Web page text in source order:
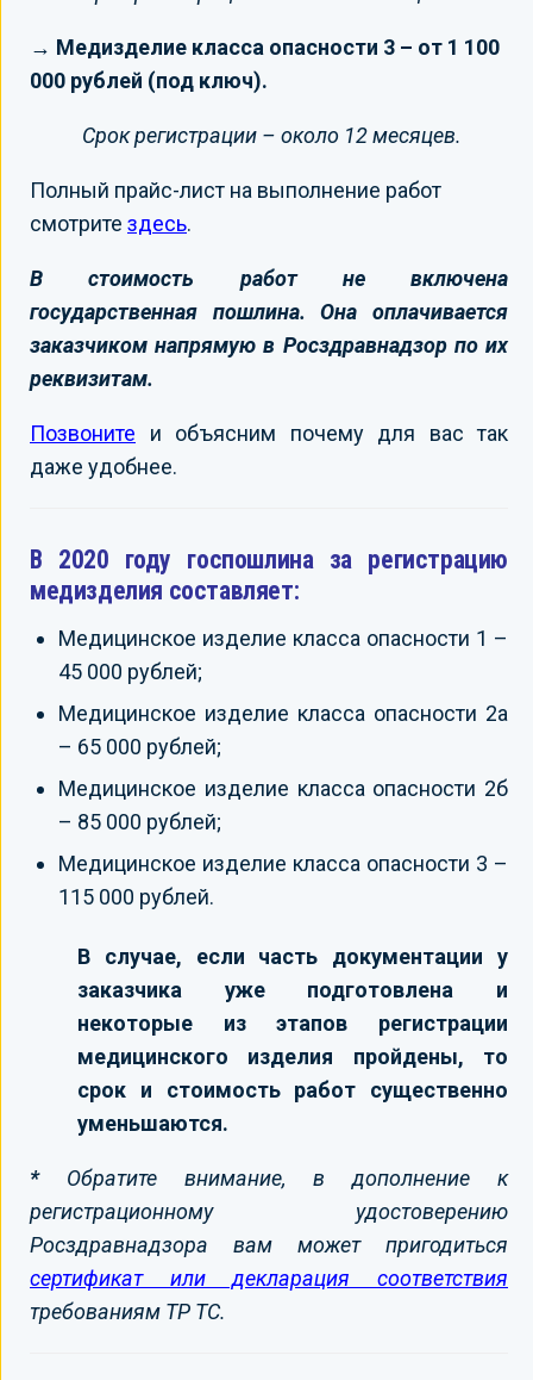
→ Медизделие класса опасности 3 – от 1 100
000 рублей (под ключ).
Срок регистрации – около 12 месяцев.
Полный прайс-лист на выполнение работ
смотрите здесь.
В стоимость работ не включена
государственная пошлина. Она оплачивается
заказчиком напрямую в Росздравнадзор по их
реквизитам.
Позвоните и объясним почему для вас так
даже удобнее.
В 2020 году госпошлина за регистрацию
медизделия составляет:
Медицинское изделие класса опасности 1 –
45 000 рублей;
Медицинское изделие класса опасности 2а
– 65 000 рублей;
Медицинское изделие класса опасности 2б
– 85 000 рублей;
Медицинское изделие класса опасности 3 –
115 000 рублей.
В случае, если часть документации у
заказчика уже подготовлена и
некоторые из этапов регистрации
медицинского изделия пройдены, то
срок и стоимость работ существенно
уменьшаются.
*Обратите внимание, в дополнение к
регистрационному удостоверению
Росздравнадзора вам может пригодиться
сертификат или декларация соответствия
требованиям ТР ТС.